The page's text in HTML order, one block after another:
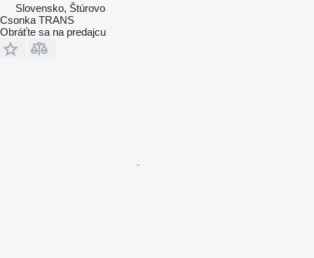
Slovensko, Štúrovo
Csonka TRANS
Obráťte sa na predajcu